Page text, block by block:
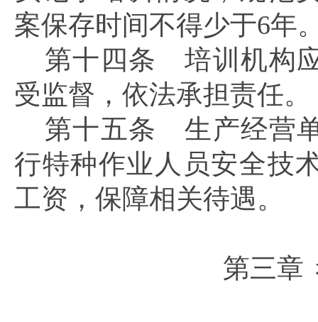
案保存时间不得少于6年
第十四条 培训机构
受监督，依法承担责任。
第十五条 生产经营
行特种作业人员安全技
工资，保障相关待遇。
第三章